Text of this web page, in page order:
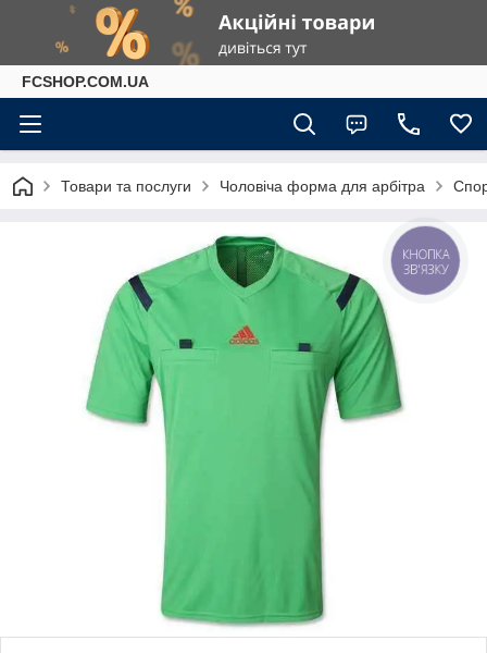
FCSHOP.COM.UA
Товари та послуги Чоловіча форма для арбітра
КНОПКА
ЗВ'ЯЗКУ